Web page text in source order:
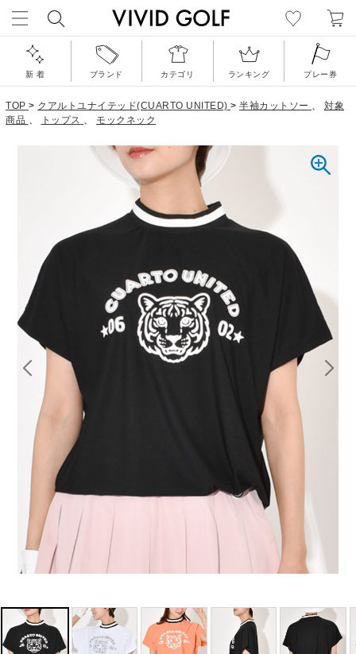
新 着 ブランド カテゴリ ランキング プレー券
TOP > クアルトユナイテッド(CUARTO UNITED) > 半袖カットソー 、 対象
商品 、 トップス 、 モックネック